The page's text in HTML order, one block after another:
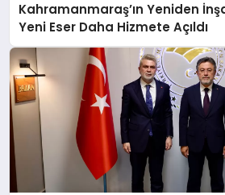
Kahramanmaraş’ın Yeniden
Yeni Eser Daha Hizmete Açıldı